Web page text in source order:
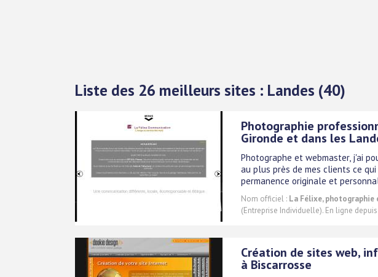
Liste des 26 meilleurs sites : Landes (40)
Photographie
Gironde et dans les
Photographe et webmaster, j'ai
au plus près de mes clients ce
permanence originale et
Nom officiel : La Félixe,
(Entreprise Individuelle). En ligne
Création de sites web,
à Biscarrosse